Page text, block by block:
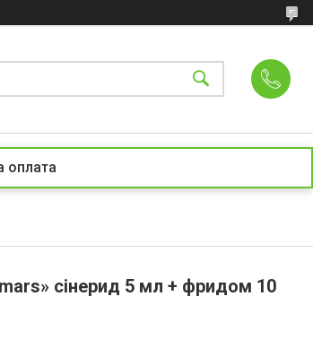
оплата
сінерид 5 мл + фридом 10